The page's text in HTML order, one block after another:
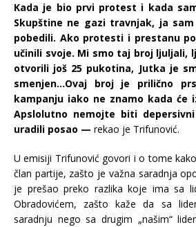
Kada je bio prvi protest i kada
Skupštine ne gazi travnjak, ja
pobedili. Ako protesti i prestanu
učinili svoje. Mi smo taj broj ljuljali,
otvorili još 25 pukotina, Jutka je
smenjen…Ovaj broj je prilično
kampanju iako ne znamo kada će
Apslolutno nemojte biti
uradili posao — rekao je Trifunović.
U emisiji Trifunović govori i o tome
član partije, zašto je važna saradnja
je prešao preko razlika koje ima sa
Obradovićem, zašto kaže da sa
saradnju nego sa drugim „našim“